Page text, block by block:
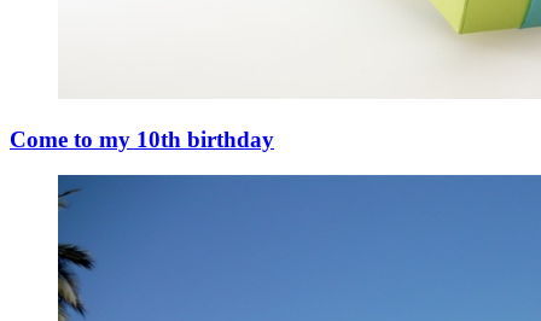
Come to my 10th birthday